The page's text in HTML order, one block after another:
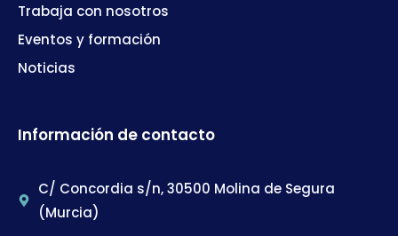
Trabaja con nosotros
Eventos y formación
Noticias
Información de contacto
C/ Concordia s/n, 30500 Molina de Segura
(Murcia)